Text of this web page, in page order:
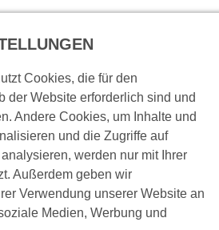
Cookies, die für den
der Website erforderlich sind und
Andere Cookies, um Inhalte und
und die Zugriffe auf
werden nur mit Ihrer
Außerdem geben wir
Verwendung unserer Website an
Medien, Werbung und